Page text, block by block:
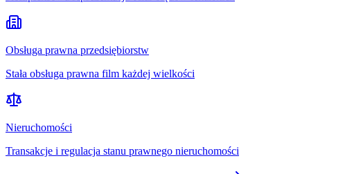
Obsługa prawna przedsiębiorstw
Stała obsługa prawna film każdej wielkości
Nieruchomości
Transakcje i regulacja stanu prawnego nieruchomości